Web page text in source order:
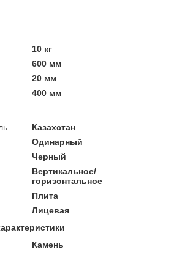
10 кг
600 мм
20 мм
400 мм
Казахстан
Одинарный
Черный
Вертикальное/
горизонтальное
Плита
Лицевая
Камень